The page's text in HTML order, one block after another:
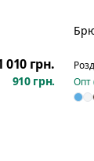
010 грн.
910 грн. Опт